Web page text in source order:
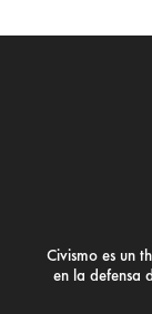
Civismo es un
en la defensa